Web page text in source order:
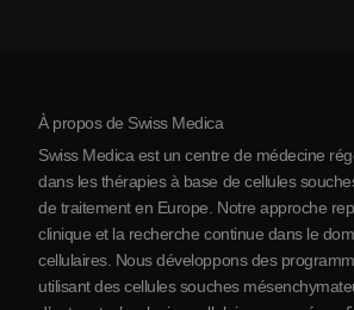
À propos de la Serbie
Partenariats
Contact
À propos de Swiss Medica
Swiss Medica est un centre de médecine
dans les thérapies à base de cellules
de traitement en Europe. Notre approche
clinique et la recherche continue dans le
cellulaires. Nous développons des
utilisant des cellules souches